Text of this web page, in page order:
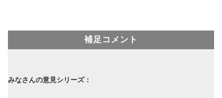
補足コメント
みなさんの意見シリーズ：